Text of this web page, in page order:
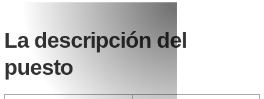
La descripción del
puesto